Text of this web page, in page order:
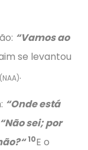
“Vamos ao
se levantou
(NAA).
“Onde está
“Não sei; por
“ 10E o